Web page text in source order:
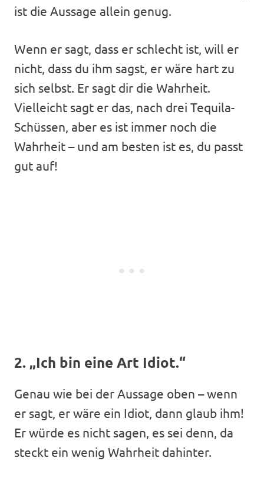
ist die Aussage allein genug.
Wenn er sagt, dass er schlecht ist, will er
nicht, dass du ihm sagst, er wäre hart zu
sich selbst. Er sagt dir die Wahrheit.
Vielleicht sagt er das, nach drei Tequila-
Schüssen, aber es ist immer noch die
Wahrheit – und am besten ist es, du passt
gut auf!
2. „Ich bin eine Art Idiot.“
Genau wie bei der Aussage oben – wenn
er sagt, er wäre ein Idiot, dann glaub ihm!
Er würde es nicht sagen, es sei denn, da
steckt ein wenig Wahrheit dahinter.